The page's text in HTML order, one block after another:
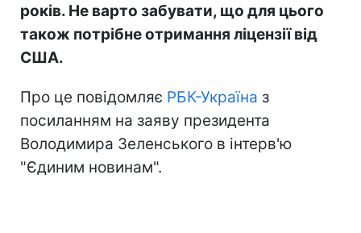
років. Не варто забувати, що для цього
також потрібне отримання ліцензії від
США.
Про це повідомляє РБК-Україна з
посиланням на заяву президента
Володимира Зеленського в інтерв'ю
"Єдиним новинам".